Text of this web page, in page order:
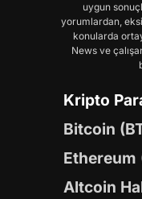
uygun
yorumlardan,
konularda
News ve
Kripto
Bitcoin
Ethereum
Altcoin